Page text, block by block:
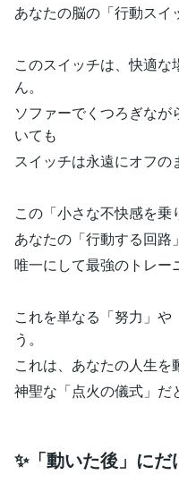
あなたの脳の「行動スイ
このスイッチは、快適
ん。
ソファーでくつろぎな
いても
スイッチは永遠にオフの
この「小さな不快感を
あなたの「行動する回路
唯一にして最強のトレー
これを単なる「努力」や
う。
これは、あなたの人生を
神聖な「点火の儀式」だ
✨「動いた後」に